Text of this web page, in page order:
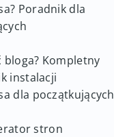
Poradnik dla
bloga? Kompletny
instalacji
dla początkujących
stron